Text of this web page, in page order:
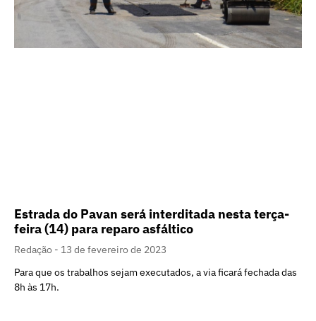
Estrada do Pavan será interditada nesta terça-
feira (14) para reparo asfáltico
Redação
13 de fevereiro de 2023
Para que os trabalhos sejam executados, a via ficará fechada das
8h às 17h.